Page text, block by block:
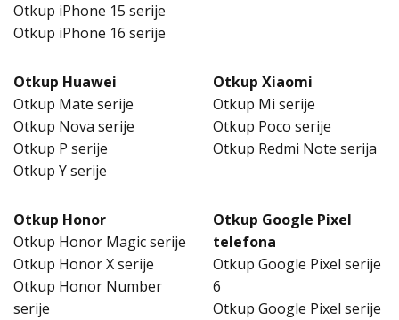
Otkup iPhone 15 serije
Otkup iPhone 16 serije
Otkup Huawei
Otkup Mate serije
Otkup Nova serije
Otkup P serije
Otkup Y serije
Otkup Xiaomi
Otkup Mi serije
Otkup Poco serije
Otkup Redmi Note serija
Otkup Honor
Otkup Honor Magic serije
Otkup Honor X serije
Otkup Honor Number
serije
Otkup Google Pixel
telefona
Otkup Google Pixel serije
6
Otkup Google Pixel serije